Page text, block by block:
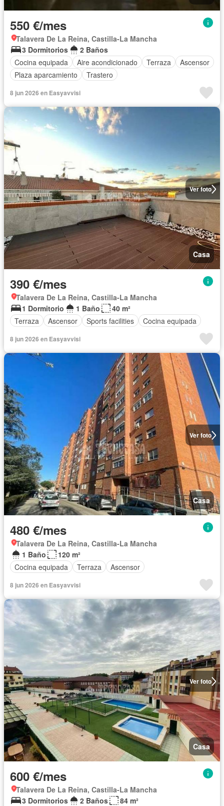
550 €/mes
Talavera De La Reina, Castilla-La Mancha
3 Dormitorios
2 Baños
Cocina equipada
Aire acondicionado Terraza
Ascensor
Plaza aparcamiento
Trastero
8 jun 2026 en Easyavvisi
Ver foto
Casa
390 €/mes
Talavera De La Reina, Castilla-La Mancha
1 Dormitorio
1 Baño
40 m²
Terraza
Ascensor Sports facilities Cocina equipada
8 jun 2026 en Easyavvisi
Ver foto
Casa
480 €/mes
Talavera De La Reina, Castilla-La Mancha
1 Baño
120 m²
Cocina equipada
Terraza Ascensor
8 jun 2026 en Easyavvisi
Ver foto
Casa
600 €/mes
Talavera De La Reina, Castilla-La Mancha
3 Dormitorios
2 Baños
84 m²